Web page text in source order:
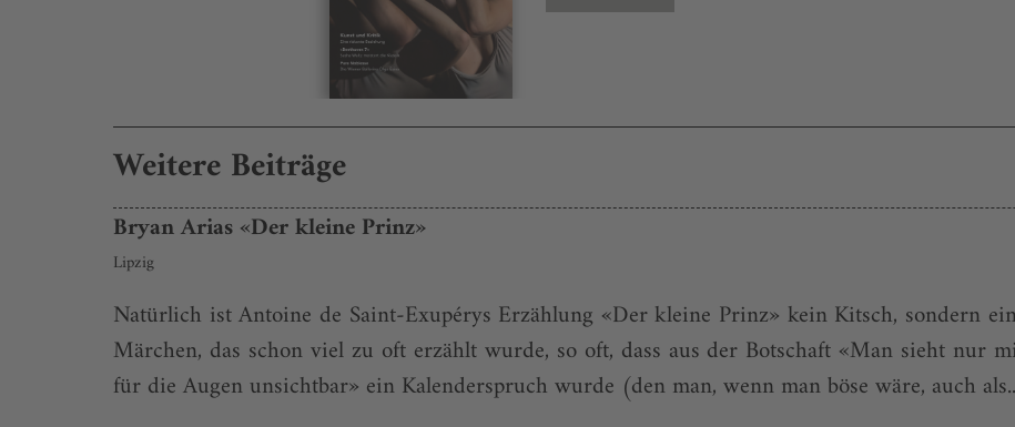
Weitere Beiträge
Bryan Arias «Der kleine Prinz»
Lipzig
Natürlich ist Antoine de Saint-Exupérys Erzählung «Der kleine Prinz» kein Kitsch, sondern
Märchen, das schon viel zu oft erzählt wurde, so oft, dass aus der Botschaft «Man sieht nur
für die Augen unsichtbar» ein Kalenderspruch wurde (den man, wenn man böse wäre, auch